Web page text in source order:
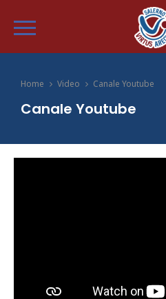
Home Video Canale Youtube
Canale Youtube